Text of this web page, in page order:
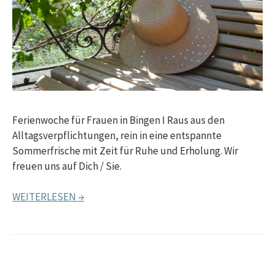
Ferienwoche für Frauen in Bingen I Raus aus den
Alltagsverpflichtungen, rein in eine entspannte
Sommerfrische mit Zeit für Ruhe und Erholung. Wir
freuen uns auf Dich / Sie.
WEITERLESEN →